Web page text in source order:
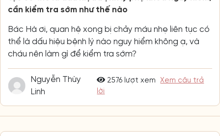
cần kiểm tra sớm như thế nào
Bác Hà ơi, quan hệ xong bị chảy máu nhẹ liên tục có
thể là dấu hiệu bệnh lý nào nguy hiểm không ạ, và
cháu nên làm gì để kiểm tra sớm?
Nguyễn Thùy
Linh
2576 lượt xem
Xem câu trả
lời